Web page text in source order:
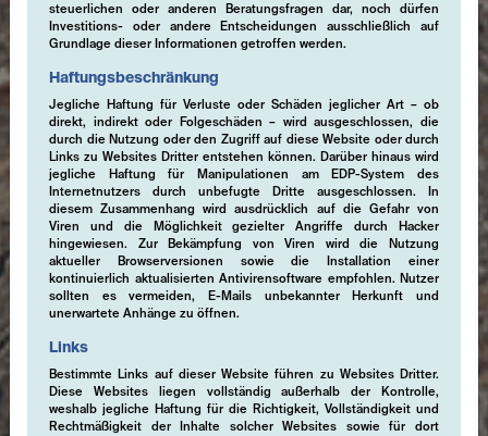
steuerlichen oder anderen Beratungsfragen dar, noch dürfen
Investitions- oder andere Entscheidungen ausschließlich auf
Grundlage dieser Informationen getroffen werden.
Haftungsbeschränkung
Jegliche Haftung für Verluste oder Schäden jeglicher Art – ob
direkt, indirekt oder Folgeschäden – wird ausgeschlossen, die
durch die Nutzung oder den Zugriff auf diese Website oder durch
Links zu Websites Dritter entstehen können. Darüber hinaus wird
jegliche Haftung für Manipulationen am EDP-System des
Internetnutzers durch unbefugte Dritte ausgeschlossen. In
diesem Zusammenhang wird ausdrücklich auf die Gefahr von
Viren und die Möglichkeit gezielter Angriffe durch Hacker
hingewiesen. Zur Bekämpfung von Viren wird die Nutzung
aktueller Browserversionen sowie die Installation einer
kontinuierlich aktualisierten Antivirensoftware empfohlen. Nutzer
sollten es vermeiden, E-Mails unbekannter Herkunft und
unerwartete Anhänge zu öffnen.
Links
Bestimmte Links auf dieser Website führen zu Websites Dritter.
Diese Websites liegen vollständig außerhalb der Kontrolle,
weshalb jegliche Haftung für die Richtigkeit, Vollständigkeit und
Rechtmäßigkeit der Inhalte solcher Websites sowie für dort